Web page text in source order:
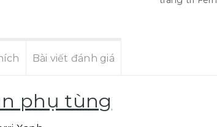
Bài viết đánh giá
phụ tùng